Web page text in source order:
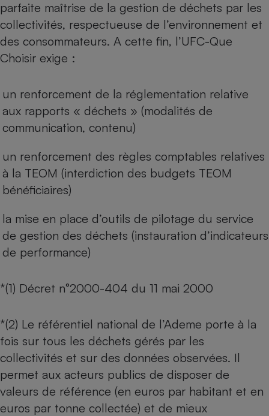
parfaite maîtrise de la gestion de déchets par les
collectivités, respectueuse de l’environnement et
des consommateurs. A cette fin, l’UFC-Que
Choisir exige :
un renforcement de la réglementation relative
aux rapports « déchets » (modalités de
communication, contenu)
un renforcement des règles comptables relatives
à la TEOM (interdiction des budgets TEOM
bénéficiaires)
la mise en place d’outils de pilotage du service
de gestion des déchets (instauration d’indicateurs
de performance)
*(1) Décret n°2000-404 du 11 mai 2000
*(2) Le référentiel national de l’Ademe porte à la
fois sur tous les déchets gérés par les
collectivités et sur des données observées. Il
permet aux acteurs publics de disposer de
valeurs de référence (en euros par habitant et en
euros par tonne collectée) et de mieux